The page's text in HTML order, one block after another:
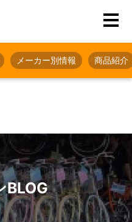
メーカー別情報 商品紹介
BLOG